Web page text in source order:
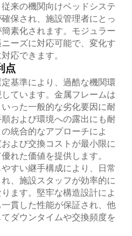
来の機関向けベッドシステ
保され、施設管理者にとっ
素化されます。モジュラー
ーズに対応可能で、変化す
応できます。
点
基準により、過酷な機関環
ています。金属フレームは
った一般的な劣化要因に耐
および環境への露出にも耐
統合的なアプローチによ
よび交換コストが最小限に
れた価値を提供します。
すい継手構成により、日常
、施設スタッフが効率的に
ます。堅牢な構造設計によ
貫した性能が保証され、他
ダウンタイムや交換頻度を